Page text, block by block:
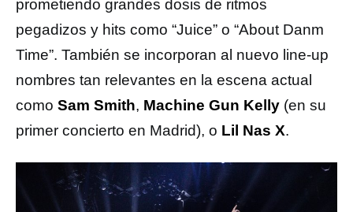
prometiendo grandes dosis de ritmos
pegadizos y hits como “Juice” o “About Danm
Time”. También se incorporan al nuevo line-up
nombres tan relevantes en la escena actual
como Sam Smith, Machine Gun Kelly (en su
primer concierto en Madrid), o Lil Nas X.